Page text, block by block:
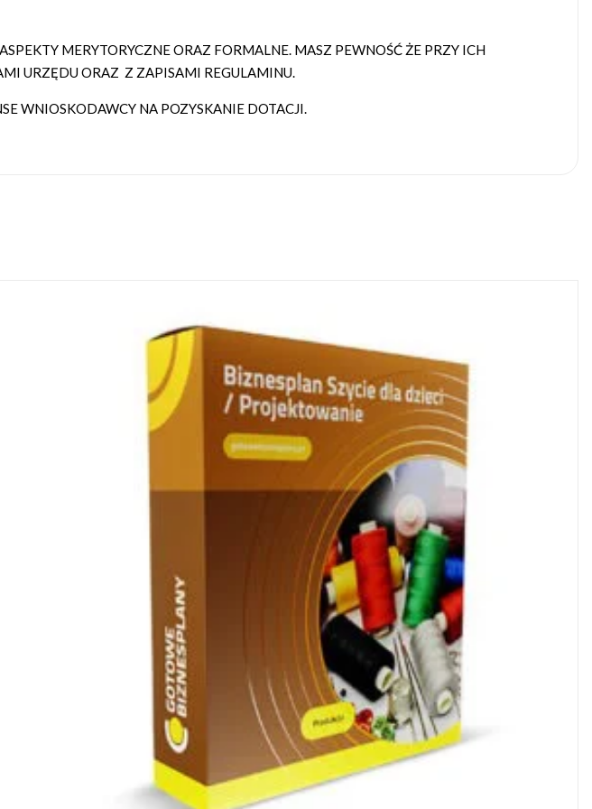
MERYTORYCZNE ORAZ FORMALNE. MASZ PEWNOŚĆ ŻE PRZY ICH
URZĘDU ORAZ Z ZAPISAMI REGULAMINU.
WNIOSKODAWCY NA POZYSKANIE DOTACJI.